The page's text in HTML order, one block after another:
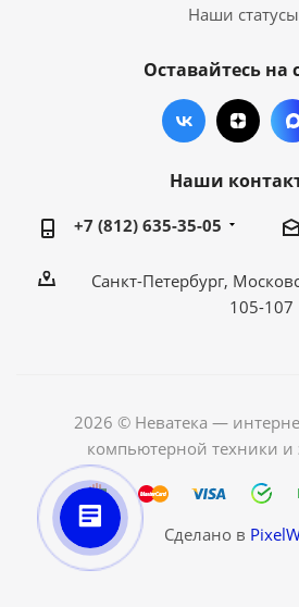
Наши статусы
Оставайтесь на
Наши
+7 (812) 635-35-05
Санкт-Петербург,
105-107
2026 © Неватека —
компьютерной техники и
Сделано в